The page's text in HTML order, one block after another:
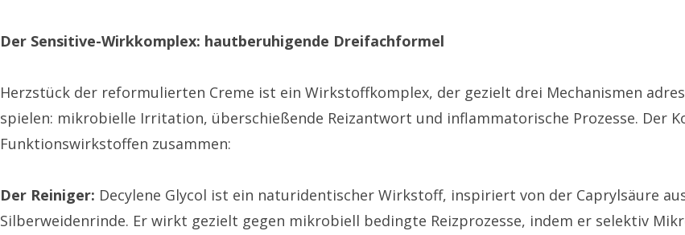
Der Sensitive-Wirkkomplex: hautberuhigende Dreifachformel
Herzstück der reformulierten Creme ist ein Wirkstoffkomplex, der gezielt drei Mechanismen
spielen: mikrobielle Irritation, überschießende Reizantwort und inflammatorische Prozesse. Der
Funktionswirkstoffen zusammen:
Der Reiniger: Decylene Glycol ist ein naturidentischer Wirkstoff, inspiriert von der Caprylsäure
Silberweidenrinde. Er wirkt gezielt gegen mikrobiell bedingte Reizprozesse, indem er selektiv